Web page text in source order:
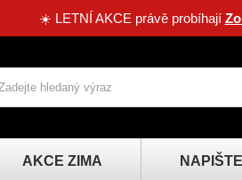
☀️ LETNÍ AKCE právě probíhají
AKCE ZIMA